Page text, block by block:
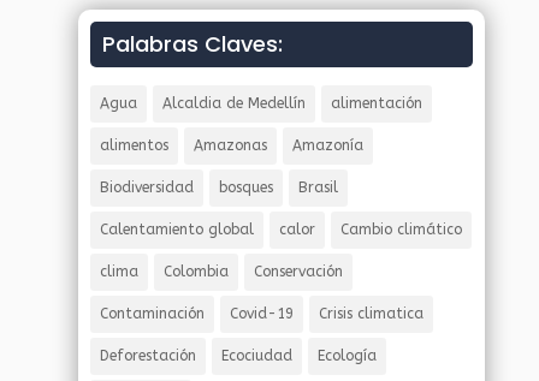
Palabras Claves:
Agua Alcaldia de Medellín alimentación
alimentos Amazonas Amazonía
Biodiversidad bosques Brasil
Calentamiento global calor Cambio climático
clima Colombia Conservación
Contaminación Covid-19 Crisis climatica
Deforestación Ecociudad Ecología